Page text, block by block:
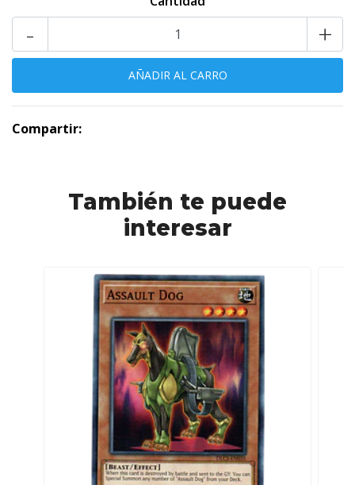
+
-
Compartir:
También te puede
interesar